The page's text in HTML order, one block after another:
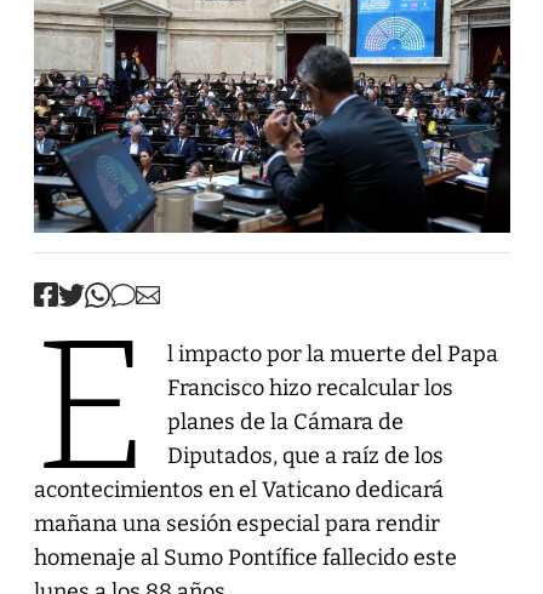
E
l impacto por la muerte del Papa
Francisco hizo recalcular los
planes de la Cámara de
Diputados, que a raíz de los
acontecimientos en el Vaticano dedicará
mañana una sesión especial para rendir
homenaje al Sumo Pontífice fallecido este